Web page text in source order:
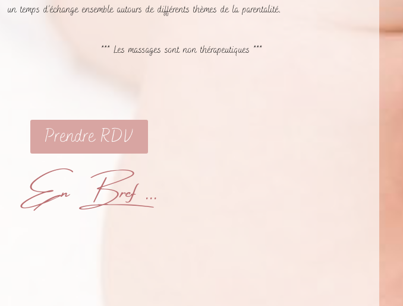
un temps d’échange ensemble autours de différents thèmes de la parentalité.
*** Les massages sont non thérapeutiques ***
Prendre RDV
En Bref ...